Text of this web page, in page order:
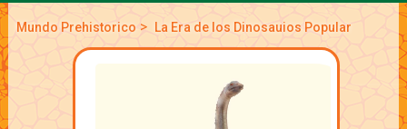
Mundo Prehistorico > La Era de los Dinosauios Popular